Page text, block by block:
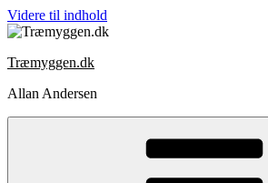
Videre til indhold
Træmyggen.dk
Allan Andersen